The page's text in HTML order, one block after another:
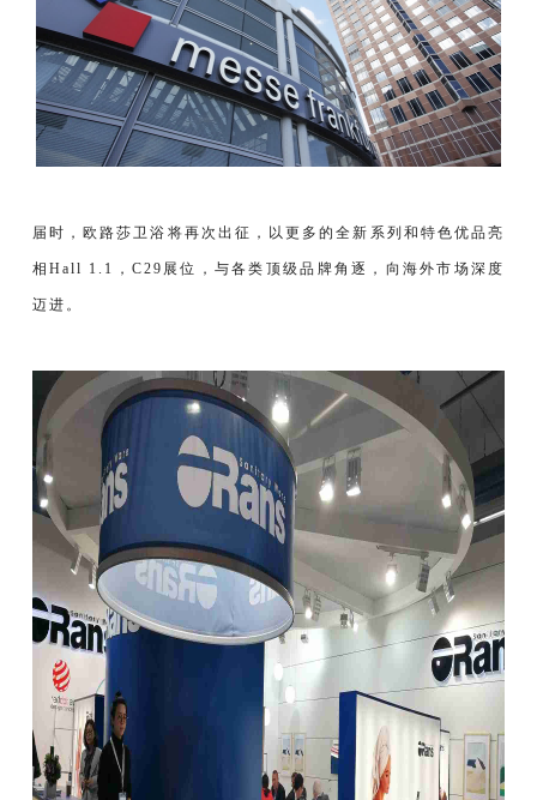
届时，欧路莎卫浴将再次出征，以更多的全新系列和特色优品亮
相Hall 1.1，C29展位，与各类顶级品牌角逐，向海外市场深度
迈进。